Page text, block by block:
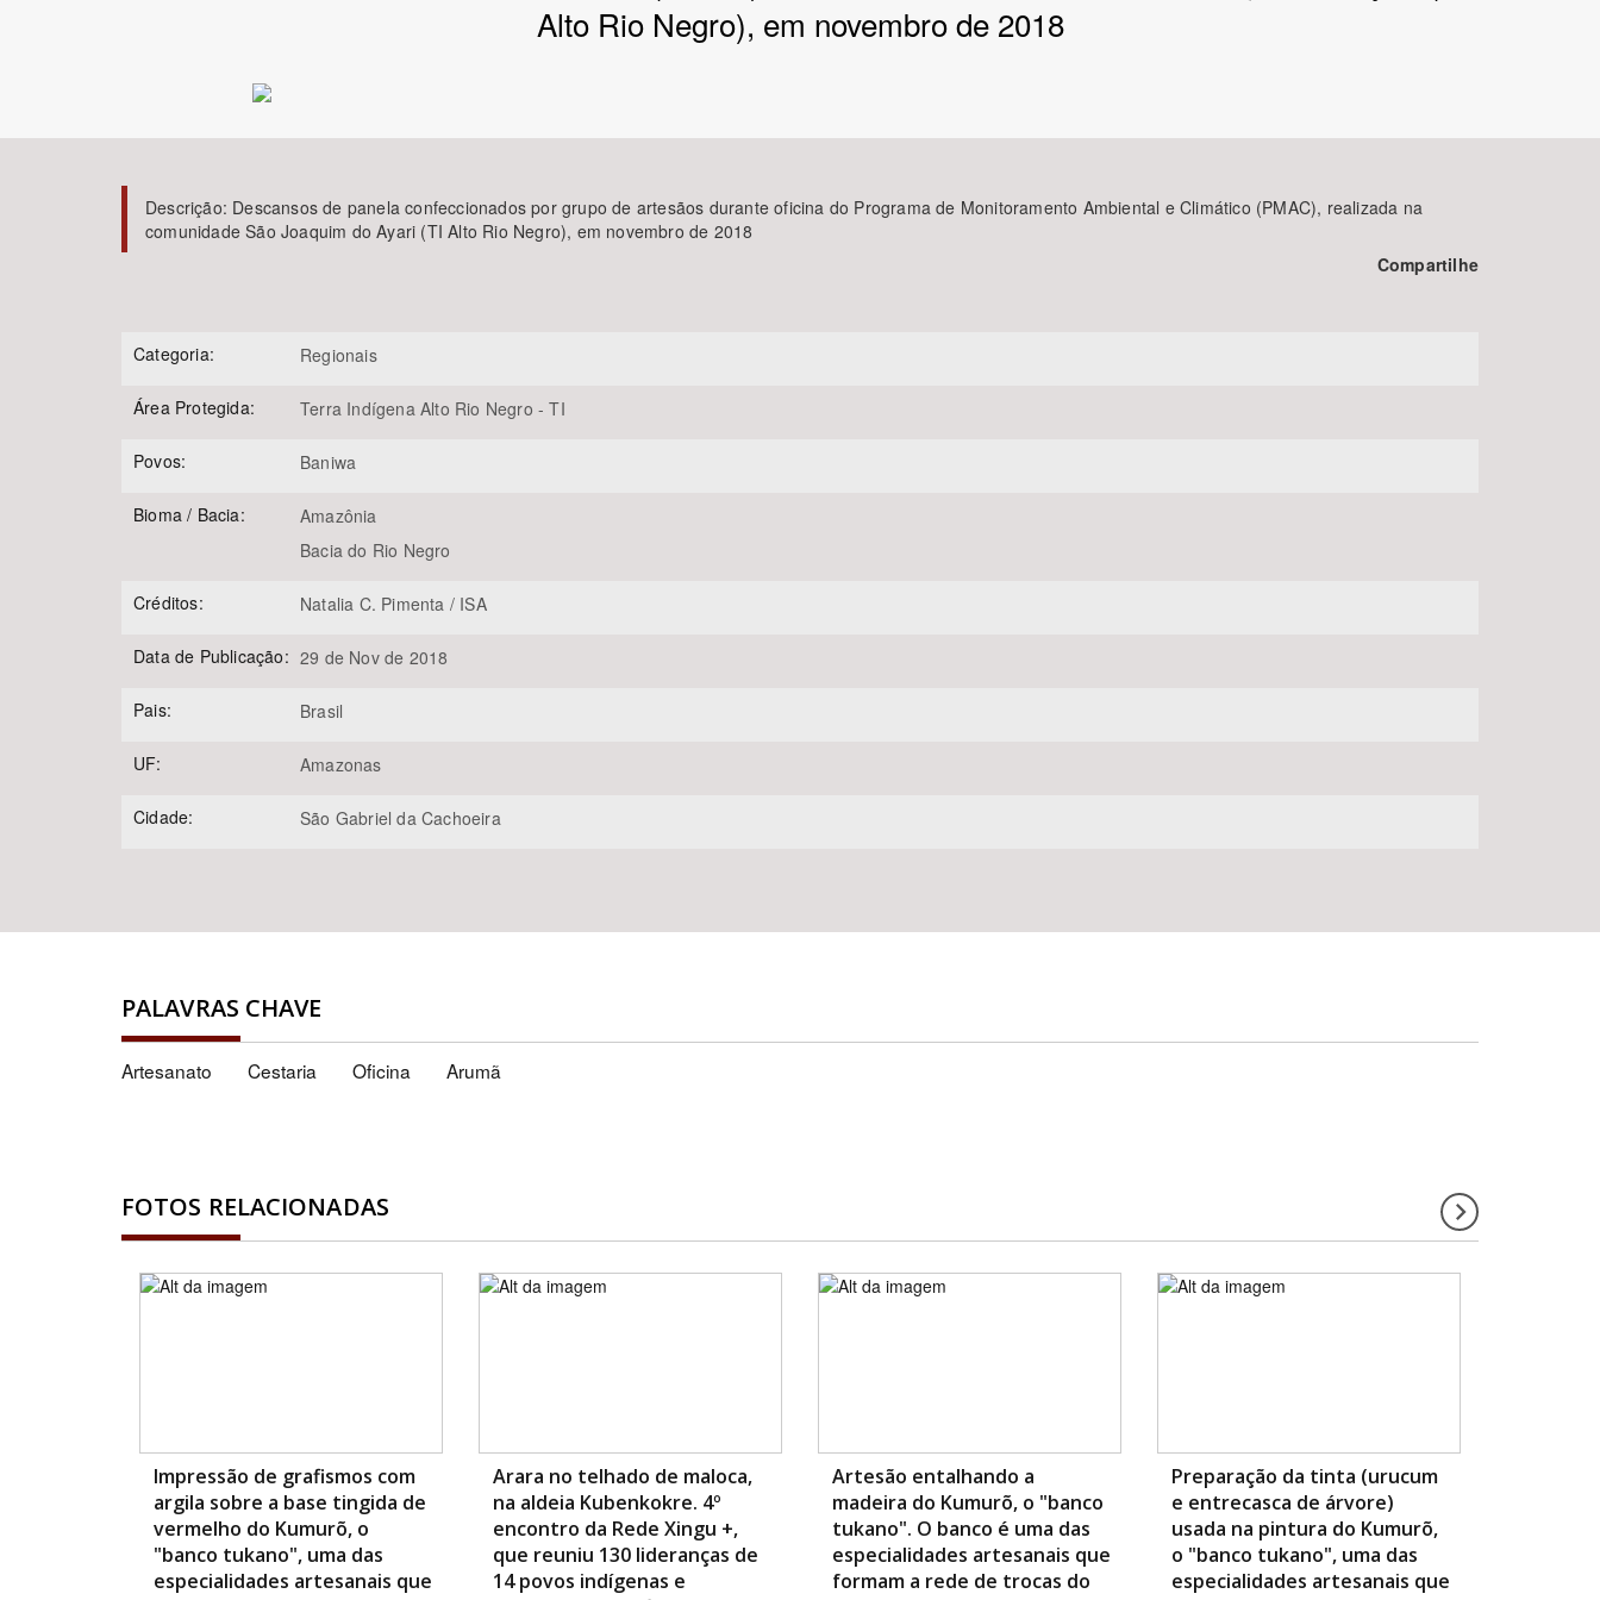
BUSCAR
Alto Rio Negro), em novembro de 2018
Descrição: Descansos de panela confeccionados por grupo de artesãos durante oficina do Programa de Monitoramento Ambiental e Climático (PMAC), realizada na
comunidade São Joaquim do Ayari (TI Alto Rio Negro), em novembro de 2018
Compartilhe
Categoria: Regionais
Área Protegida: Terra Indígena Alto Rio Negro - TI
Povos: Baniwa
Bioma / Bacia:
Amazônia
Bacia do Rio Negro
Créditos: Natalia C. Pimenta / ISA
Data de Publicação: 29 de Nov de 2018
Pais: Brasil
UF: Amazonas
Cidade: São Gabriel da Cachoeira
PALAVRAS CHAVE
Artesanato Cestaria Oficina Arumã
FOTOS RELACIONADAS
Impressão de grafismos com
argila sobre a base tingida de
vermelho do Kumurõ, o
"banco tukano", uma das
especialidades artesanais que
Arara no telhado de maloca,
na aldeia Kubenkokre. 4º
encontro da Rede Xingu +,
que reuniu 130 lideranças de
14 povos indígenas e
Artesão entalhando a
madeira do Kumurõ, o "banco
tukano". O banco é uma das
especialidades artesanais que
formam a rede de trocas do
Preparação da tinta (urucum
e entrecasca de árvore)
usada na pintura do Kumurõ,
o "banco tukano", uma das
especialidades artesanais que